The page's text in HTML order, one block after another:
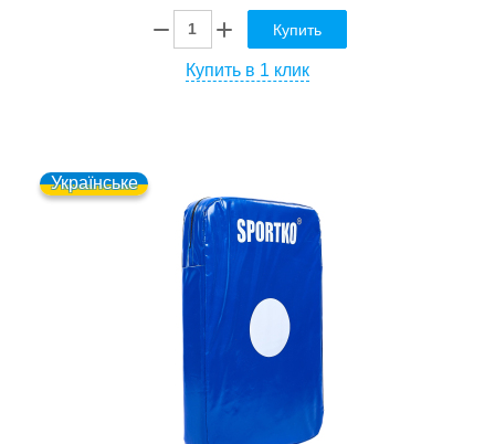
Купить
Купить в 1 клик
Українське